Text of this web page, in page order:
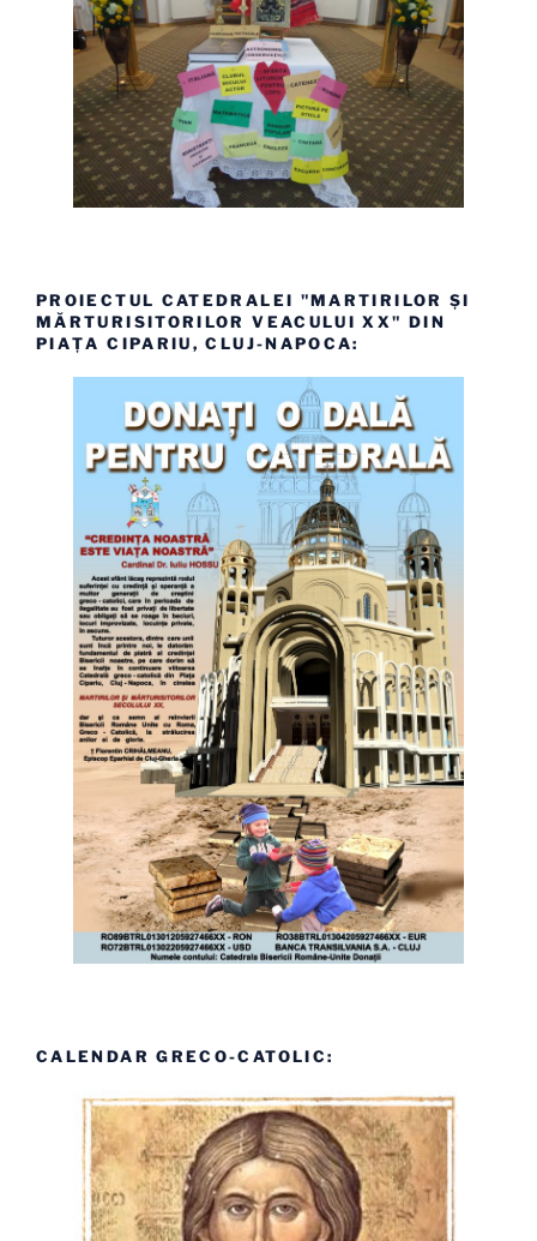
PROIECTUL CATEDRALEI "MARTIRILOR ȘI
MĂRTURISITORILOR VEACULUI XX" DIN
PIAȚA CIPARIU, CLUJ-NAPOCA:
CALENDAR GRECO-CATOLIC: